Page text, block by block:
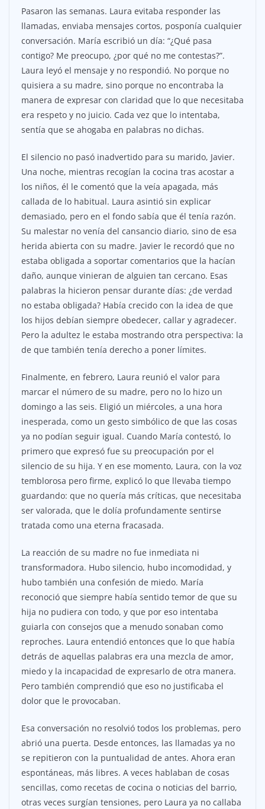
Pasaron las semanas. Laura evitaba responder las
llamadas, enviaba mensajes cortos, posponía cualquier
conversación. María escribió un día: “¿Qué pasa
contigo? Me preocupo, ¿por qué no me contestas?”.
Laura leyó el mensaje y no respondió. No porque no
quisiera a su madre, sino porque no encontraba la
manera de expresar con claridad que lo que necesitaba
era respeto y no juicio. Cada vez que lo intentaba,
sentía que se ahogaba en palabras no dichas.
El silencio no pasó inadvertido para su marido, Javier.
Una noche, mientras recogían la cocina tras acostar a
los niños, él le comentó que la veía apagada, más
callada de lo habitual. Laura asintió sin explicar
demasiado, pero en el fondo sabía que él tenía razón.
Su malestar no venía del cansancio diario, sino de esa
herida abierta con su madre. Javier le recordó que no
estaba obligada a soportar comentarios que la hacían
daño, aunque vinieran de alguien tan cercano. Esas
palabras la hicieron pensar durante días: ¿de verdad
no estaba obligada? Había crecido con la idea de que
los hijos debían siempre obedecer, callar y agradecer.
Pero la adultez le estaba mostrando otra perspectiva: la
de que también tenía derecho a poner límites.
Finalmente, en febrero, Laura reunió el valor para
marcar el número de su madre, pero no lo hizo un
domingo a las seis. Eligió un miércoles, a una hora
inesperada, como un gesto simbólico de que las cosas
ya no podían seguir igual. Cuando María contestó, lo
primero que expresó fue su preocupación por el
silencio de su hija. Y en ese momento, Laura, con la voz
temblorosa pero firme, explicó lo que llevaba tiempo
guardando: que no quería más críticas, que necesitaba
ser valorada, que le dolía profundamente sentirse
tratada como una eterna fracasada.
La reacción de su madre no fue inmediata ni
transformadora. Hubo silencio, hubo incomodidad, y
hubo también una confesión de miedo. María
reconoció que siempre había sentido temor de que su
hija no pudiera con todo, y que por eso intentaba
guiarla con consejos que a menudo sonaban como
reproches. Laura entendió entonces que lo que había
detrás de aquellas palabras era una mezcla de amor,
miedo y la incapacidad de expresarlo de otra manera.
Pero también comprendió que eso no justificaba el
dolor que le provocaban.
Esa conversación no resolvió todos los problemas, pero
abrió una puerta. Desde entonces, las llamadas ya no
se repitieron con la puntualidad de antes. Ahora eran
espontáneas, más libres. A veces hablaban de cosas
sencillas, como recetas de cocina o noticias del barrio,
otras veces surgían tensiones, pero Laura ya no callaba